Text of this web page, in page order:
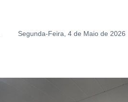
Segunda-Feira, 4 de Maio de 2026